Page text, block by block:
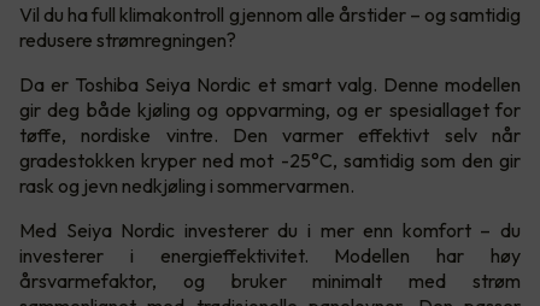
Vil du ha full klimakontroll gjennom alle årstider – og samtidig
redusere strømregningen?
Da er Toshiba Seiya Nordic et smart valg. Denne modellen
gir deg både kjøling og oppvarming, og er spesiallaget for
tøffe, nordiske vintre. Den varmer effektivt selv når
gradestokken kryper ned mot -25°C, samtidig som den gir
rask og jevn nedkjøling i sommervarmen.
Med Seiya Nordic investerer du i mer enn komfort – du
investerer i energieffektivitet. Modellen har høy
årsvarmefaktor, og bruker minimalt med strøm